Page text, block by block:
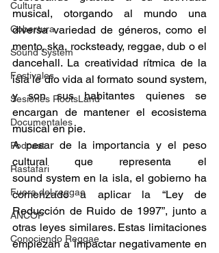
Cultura
Cobertura
Sound System
Festivales
Sesiones RootsLand
Documentales
Podcast
Rastafari
Fuera del reggae
ANCOP
Conociendo Reggae
musical, otorgando al mundo una
diversa variedad de géneros, como el
mento, ska, rocksteady, reggae, dub o el
dancehall. La creatividad rítmica de la
isla le dio vida al formato sound system,
y son sus habitantes quienes se
encargan de mantener el ecosistema
musical en pie.
A pesar de la importancia y el peso
cultural que representa el
sound system en la isla, el gobierno ha
comenzado a aplicar la “Ley de
Reducción de Ruido de 1997”, junto a
otras leyes similares. Estas limitaciones
empiezan a impactar negativamente en